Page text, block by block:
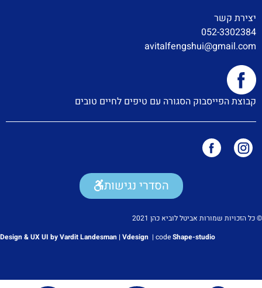
יצירת קשר
052-3302384
avitalfengshui@gmail.com
קבוצת הפייסבוק הסגורה עם טיפים לחיים טובים
הסדרי נגישות
© כל הזכויות שמורות אביטל לוביא כהן 2021
Design & UX UI by Vardit Landesman | Vdesign | codeShape-studio